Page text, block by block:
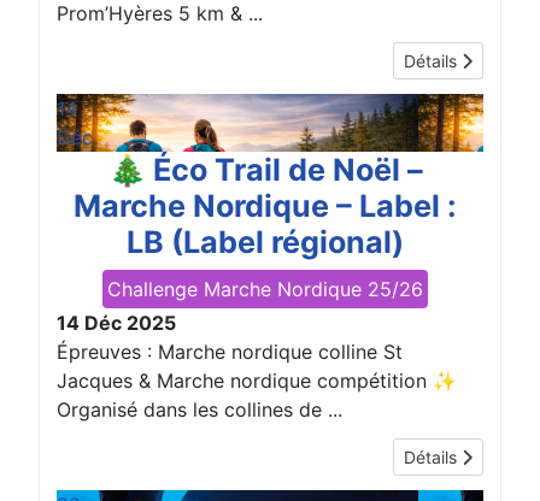
Prom’Hyères 5 km & ...
Détails
14
Déc
🎄 Éco Trail de Noël –
Marche Nordique – Label :
LB (Label régional)
Challenge Marche Nordique 25/26
14 Déc 2025
Épreuves : Marche nordique colline St
Jacques & Marche nordique compétition ✨
Organisé dans les collines de ...
Détails